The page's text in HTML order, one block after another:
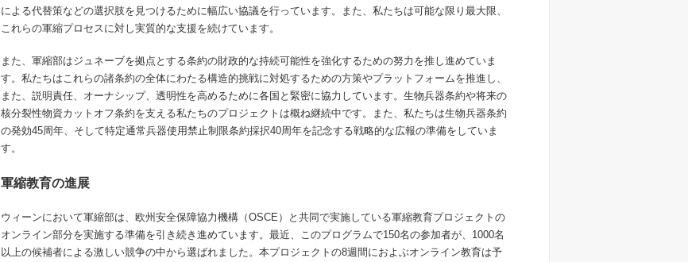
による代替策などの選択肢を見つけるために幅広い協議を行っています。また、私たちは可能な限り最大限、
これらの軍縮プロセスに対し実質的な支援を続けています。
また、軍縮部はジュネーブを拠点とする条約の財政的な持続可能性を強化するための努力を推し進めていま
す。私たちはこれらの諸条約の全体にわたる構造的挑戦に対処するための方策やプラットフォームを推進し、
また、説明責任、オーナシップ、透明性を高めるために各国と緊密に協力しています。生物兵器条約や将来の
核分裂性物資カットオフ条約を支える私たちのプロジェクトは概ね継続中です。また、私たちは生物兵器条約
の発効45周年、そして特定通常兵器使用禁止制限条約採択40周年を記念する戦略的な広報の準備をしていま
す。
軍縮教育の進展
ウィーンにおいて軍縮部は、欧州安全保障協力機構（OSCE ）と共同で実施している軍縮教育プロジェクトの
オンライン部分を実施する準備を引き続き進めています。最近、このプログラムで150名の参加者が、1000名
以上の候補者による激しい競争の中から選ばれました。本プロジェクトの8週間におよぶオンライン教育は予